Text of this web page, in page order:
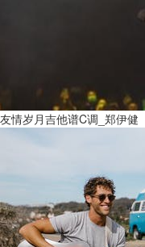
友情岁月吉他谱C调_郑伊健